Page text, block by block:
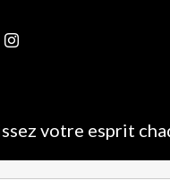
votre esprit